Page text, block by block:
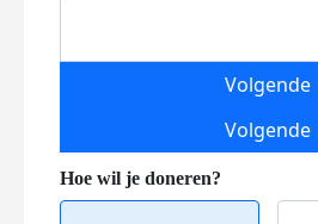
Volgende
Volgende